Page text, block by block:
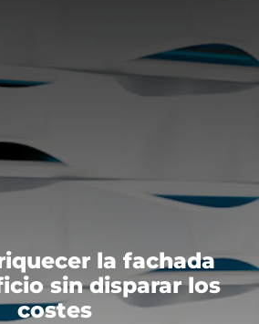
la fachada
sin disparar los
costes